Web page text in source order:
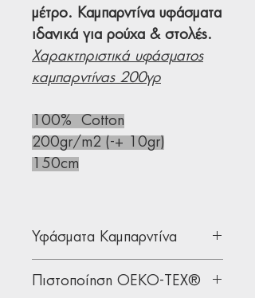
μέτρο. Καμπαρντίνα υφάσματα
ιδανικά για ρούχα & στολές.
Χαρακτηριστικά υφάσματος
καμπαρντίνας 200γρ
100% Cotton
200gr/m2 (-+ 10gr)
150cm
Υφάσματα Καμπαρντίνα
Πιστοποίηση OEKO-TEX®